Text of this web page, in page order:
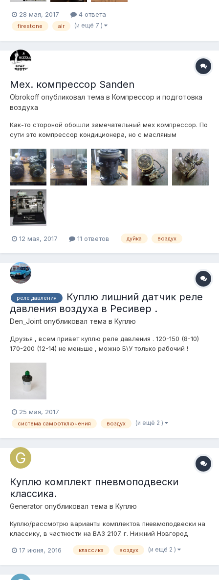
28 мая, 2017 4 ответа
firestone air (и ещё 7 )
Мех. компрессор Sanden
Obrokoff опубликовал тема в Компресcор и подготовка
воздуха
Как-то стороной обошли замечательный мех компрессор. По
сути это компрессор кондиционера, но с масляным
sd5, sd6, sd7 означает количество поршней внутри. Sd7, к
примеру, используется в рефках до 35м3. Прикупил такой
компрессор д...
12 мая, 2017 11 ответов дуйка воздух
реле давления
Куплю лишний датчик реле
давления воздуха в Ресивер .
Den_Joint опубликовал тема в Куплю
Друзья , всем привет куплю реле давления . 120-150 (8-10)
170-200 (12-14) не меньше , можно Б\У только рабочий !
25 мая, 2017
система самоотключения воздух (и ещё 2 )
Куплю комплект пневмоподвески
классика.
Generator опубликовал тема в Куплю
Куплю/рассмотрю варианты комплектов пневмоподвески на
классику, в частности на ВАЗ 2107. г. Нижний Новгород
17 июня, 2016
классика воздух (и ещё 2 )